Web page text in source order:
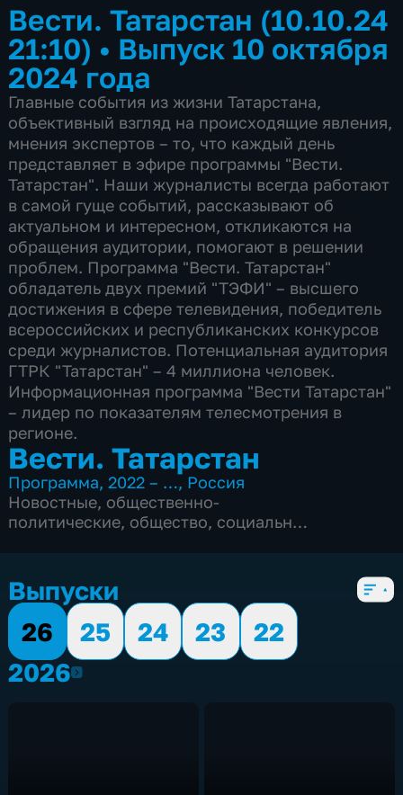
Вести. Татарстан (10.10.24
21:10) • Выпуск 10 октября
2024 года
Главные события из жизни Татарстана,
объективный взгляд на происходящие явления,
мнения экспертов – то, что каждый день
представляет в эфире программы "Вести.
Татарстан". Наши журналисты всегда работают
в самой гуще событий, рассказывают об
актуальном и интересном, откликаются на
обращения аудитории, помогают в решении
проблем. Программа "Вести. Татарстан"
обладатель двух премий "ТЭФИ" – высшего
достижения в сфере телевидения, победитель
всероссийских и республиканских конкурсов
среди журналистов. Потенциальная аудитория
ГТРК "Татарстан" – 4 миллиона человек.
Информационная программа "Вести Татарстан"
– лидер по показателям телесмотрения в
регионе.
Вести. Татарстан
Программа,2022 – …, Россия
Новостные, общественно-
политические, общество, социально-
Выпуски
26
25 24 23
22
20262026